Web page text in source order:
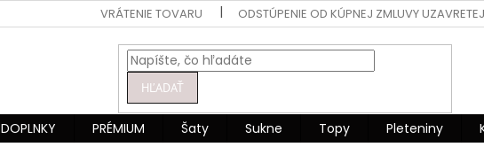
VRÁTENIE TOVARU ODSTÚPENIE OD KÚPNEJ ZMLUVY UZAVRETEJ
HĽADAŤ
DOPLNKY PRÉMIUM Šaty Sukne Topy Pleteniny